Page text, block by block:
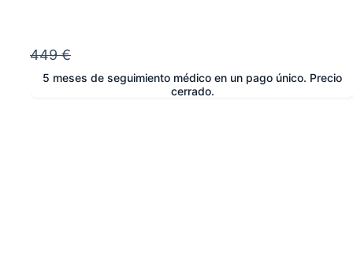
449 €
5 meses de seguimiento médico en un pago único. Precio
cerrado.